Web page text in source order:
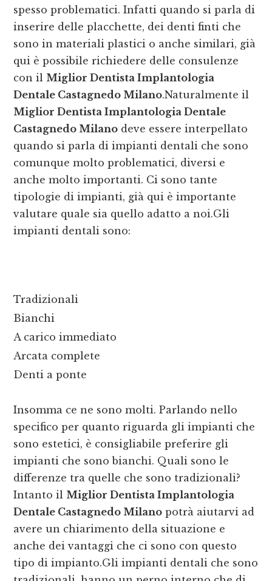
spesso problematici. Infatti quando si parla di
inserire delle placchette, dei denti finti che
sono in materiali plastici o anche similari, già
qui è possibile richiedere delle consulenze
con il Miglior Dentista Implantologia
Dentale Castagnedo Milano.Naturalmente il
Miglior Dentista Implantologia Dentale
Castagnedo Milano deve essere interpellato
quando si parla di impianti dentali che sono
comunque molto problematici, diversi e
anche molto importanti. Ci sono tante
tipologie di impianti, già qui è importante
valutare quale sia quello adatto a noi.Gli
impianti dentali sono:
Tradizionali
Bianchi
A carico immediato
Arcata complete
Denti a ponte
Insomma ce ne sono molti. Parlando nello
specifico per quanto riguarda gli impianti che
sono estetici, è consigliabile preferire gli
impianti che sono bianchi. Quali sono le
differenze tra quelle che sono tradizionali?
Intanto il Miglior Dentista Implantologia
Dentale Castagnedo Milano potrà aiutarvi ad
avere un chiarimento della situazione e
anche dei vantaggi che ci sono con questo
tipo di impianto.Gli impianti dentali che sono